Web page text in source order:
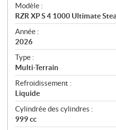
c
i
f
i
c
a
t
i
o
n
s
Modèle :
RZR XP S 4 1000 Ultimate
Année :
2026
Type :
Multi-Terrain
Refroidissement :
Liquide
Cylindrée des cylindres :
999 cc